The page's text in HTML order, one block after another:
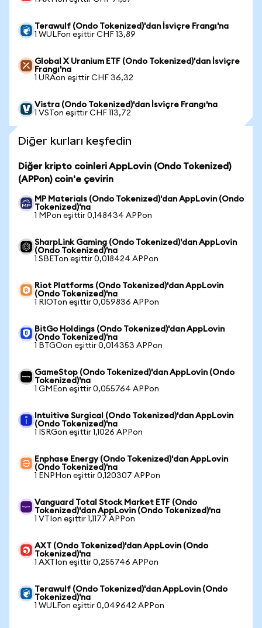
Terawulf (Ondo Tokenized)'dan İsviçre Frangı'na
1 WULFon eşittir CHF 13,89
Global X Uranium ETF (Ondo Tokenized)'dan İsviçre
Frangı'na
1 URAon eşittir CHF 36,32
Vistra (Ondo Tokenized)'dan İsviçre Frangı'na
1 VSTon eşittir CHF 113,72
Diğer kurları keşfedin
Diğer kripto coinleri AppLovin (Ondo Tokenized)
(APPon) coin'e çevirin
MP Materials (Ondo Tokenized)'dan AppLovin (Ondo
Tokenized)'na
1 MPon eşittir 0,148434 APPon
SharpLink Gaming (Ondo Tokenized)'dan AppLovin
(Ondo Tokenized)'na
1 SBETon eşittir 0,018424 APPon
Riot Platforms (Ondo Tokenized)'dan AppLovin
(Ondo Tokenized)'na
1 RIOTon eşittir 0,059836 APPon
BitGo Holdings (Ondo Tokenized)'dan AppLovin
(Ondo Tokenized)'na
1 BTGOon eşittir 0,014353 APPon
GameStop (Ondo Tokenized)'dan AppLovin (Ondo
Tokenized)'na
1 GMEon eşittir 0,055764 APPon
Intuitive Surgical (Ondo Tokenized)'dan AppLovin
(Ondo Tokenized)'na
1 ISRGon eşittir 1,1026 APPon
Enphase Energy (Ondo Tokenized)'dan AppLovin
(Ondo Tokenized)'na
1 ENPHon eşittir 0,120307 APPon
Vanguard Total Stock Market ETF (Ondo
Tokenized)'dan AppLovin (Ondo Tokenized)'na
1 VTIon eşittir 1,1177 APPon
AXT (Ondo Tokenized)'dan AppLovin (Ondo
Tokenized)'na
1 AXTIon eşittir 0,255746 APPon
Terawulf (Ondo Tokenized)'dan AppLovin (Ondo
Tokenized)'na
1 WULFon eşittir 0,049642 APPon